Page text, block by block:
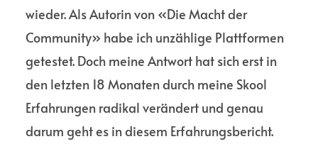
wieder. Als Autorin von «Die Macht der
Community» habe ich unzählige Plattformen
getestet. Doch meine Antwort hat sich erst in
den letzten 18 Monaten durch meine Skool
Erfahrungen radikal verändert und genau
darum geht es in diesem Erfahrungsbericht.